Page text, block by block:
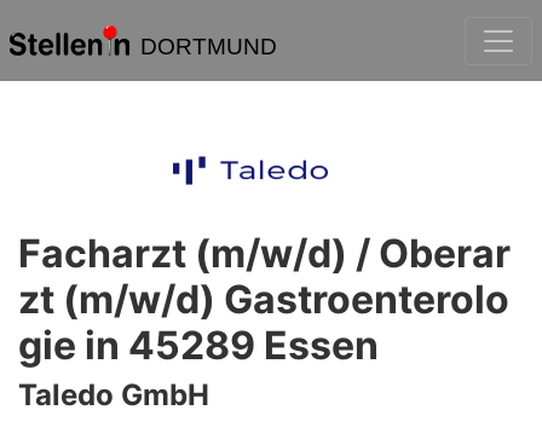
DORTMUND
Facharzt (m/w/d) / Oberar
zt (m/w/d) Gastroenterolo
gie in 45289 Essen
Taledo GmbH